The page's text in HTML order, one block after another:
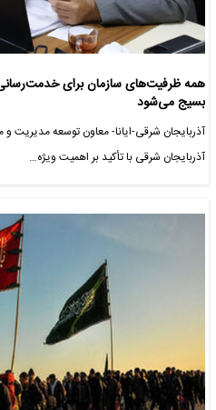
همه ظرفیت‌های سازمان برای خدمت‌رسانی
بسیج می‌شود
آذربایجان شرقی-ایانا- معاون توسعه مدیریت و
آذربایجان شرقی با تأکید بر اهمیت ویژه…